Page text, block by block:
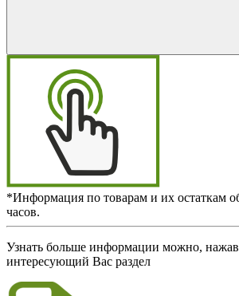
*Информация по товарам и их остаткам
часов.
Узнать больше информации можно,
интересующий Вас раздел